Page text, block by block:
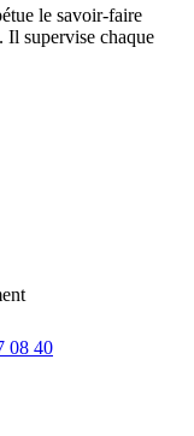
le savoir-faire
Il supervise chaque
08 40